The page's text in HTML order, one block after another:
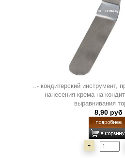
..- кондитерский инструмент,
нанесения крема на
выравнивания
8,90 руб
-